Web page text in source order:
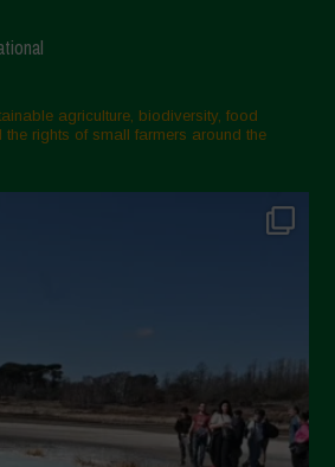
agriculture, biodiversity, food
the rights of small farmers around the